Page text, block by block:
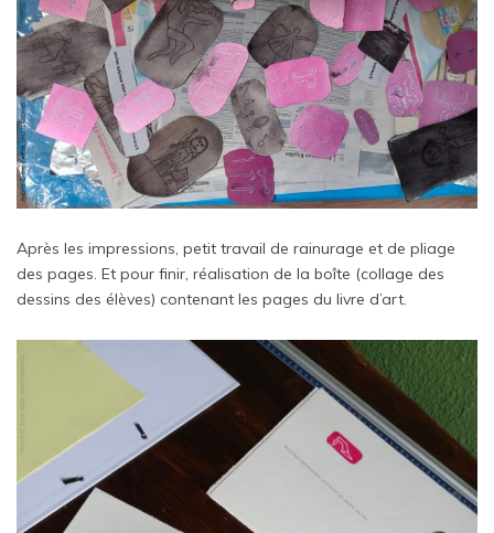
Après les impressions, petit travail de rainurage et de pliage
des pages. Et pour finir, réalisation de la boîte (collage des
dessins des élèves) contenant les pages du livre d’art.